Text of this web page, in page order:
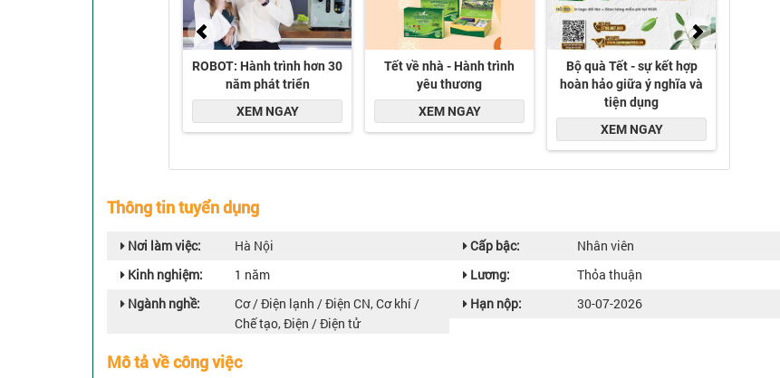
Thông tin tuyển dụng
Nơi làm việc:
Hà Nội
Kinh nghiệm:
1 năm
Ngành nghề:
Cơ / Điện lạnh / Điện CN, Cơ khí /
Chế tạo, Điện / Điện tử
Cấp bậc:
Nhân viên
Lương:
Thỏa thuận
Hạn nộp:
30-07-2026
Mô tả về công việc